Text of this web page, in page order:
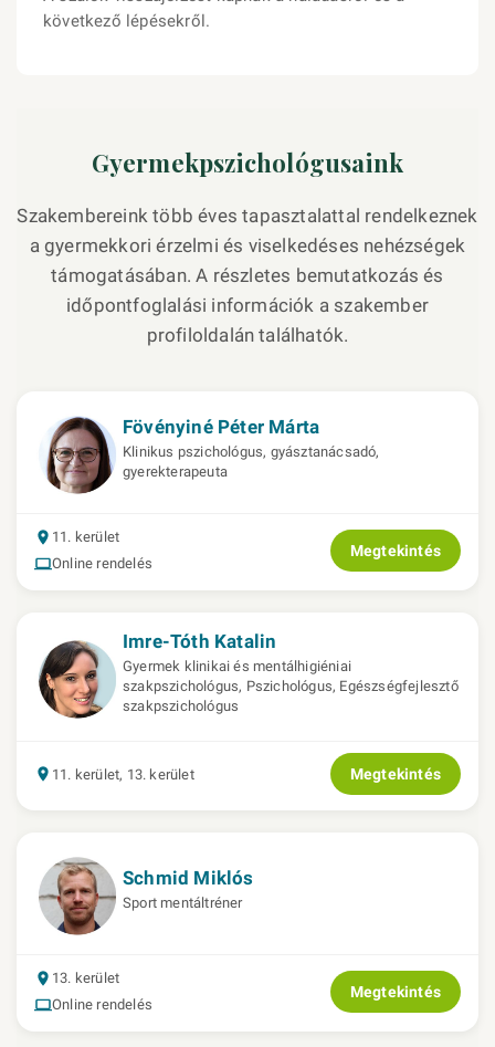
következő lépésekről.
Gyermekpszichológusaink
Szakembereink több éves tapasztalattal rendelkeznek
a gyermekkori érzelmi és viselkedéses nehézségek
támogatásában. A részletes bemutatkozás és
időpontfoglalási információk a szakember
profiloldalán találhatók.
Fövényiné Péter Márta
Klinikus pszichológus, gyásztanácsadó,
gyerekterapeuta
11. kerület
Online rendelés
Megtekintés
Imre-Tóth Katalin
Gyermek klinikai és mentálhigiéniai
szakpszichológus, Pszichológus, Egészségfejlesztő
szakpszichológus
11. kerület, 13. kerület Megtekintés
Schmid Miklós
Sport mentáltréner
13. kerület
Online rendelés
Megtekintés